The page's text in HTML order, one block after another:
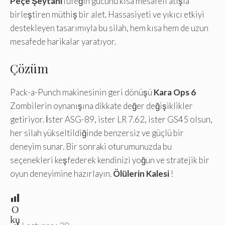
birleştiren müthiş bir alet. Hassasiyeti ve yıkıcı etkiyi
destekleyen tasarımıyla bu silah, hem kısa hem de uzun
mesafede harikalar yaratıyor.
Çözüm
Pack-a-Punch makinesinin geri dönüşü Kara Ops 6
Zombilerin oynanışına dikkate değer değişiklikler
getiriyor. İster ASG-89, ister LR 7.62, ister GS45 olsun,
her silah yükseltildiğinde benzersiz ve güçlü bir
deneyim sunar. Bir sonraki oturumunuzda bu
seçenekleri keşfederek kendinizi yoğun ve stratejik bir
oyun deneyimine hazırlayın.Ölülerin Kalesi !
O
ku